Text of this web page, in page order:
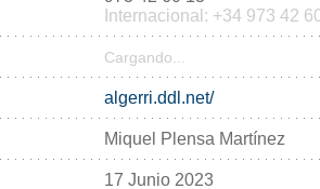
Internacional: +34 973 42
Cargando...
algerri.ddl.net/
Miquel Plensa Martínez
17 Junio 2023